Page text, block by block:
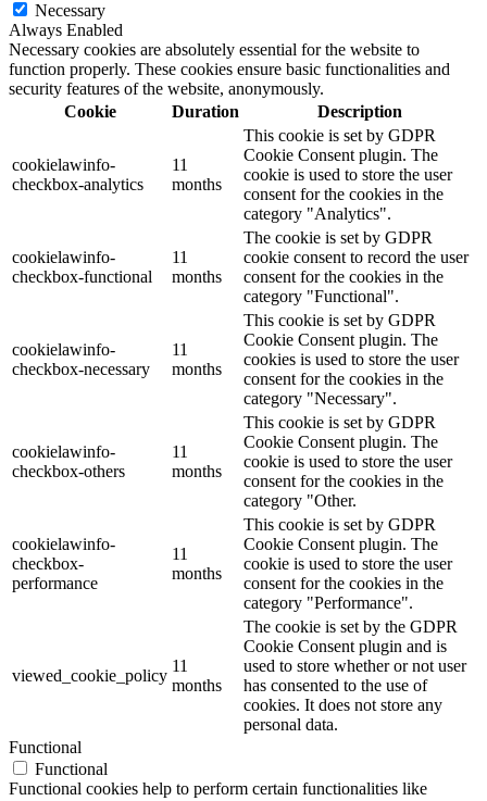
Necessary
Always Enabled
Necessary cookies are absolutely essential for the website to
function properly. These cookies ensure basic functionalities and
security features of the website, anonymously.
Cookie
Duration Description
cookielawinfo-
checkbox-analytics
11
months
This cookie is set by GDPR
Cookie Consent plugin. The
cookie is used to store the user
consent for the cookies in the
category "Analytics".
cookielawinfo-
checkbox-functional
11
months
The cookie is set by GDPR
cookie consent to record the user
consent for the cookies in the
category "Functional".
cookielawinfo-
checkbox-necessary
11
months
This cookie is set by GDPR
Cookie Consent plugin. The
cookies is used to store the user
consent for the cookies in the
category "Necessary".
cookielawinfo-
checkbox-others
11
months
This cookie is set by GDPR
Cookie Consent plugin. The
cookie is used to store the user
consent for the cookies in the
category "Other.
cookielawinfo-
checkbox-
performance
11
months
This cookie is set by GDPR
Cookie Consent plugin. The
cookie is used to store the user
consent for the cookies in the
category "Performance".
viewed_cookie_policy
11
months
The cookie is set by the GDPR
Cookie Consent plugin and is
used to store whether or not user
has consented to the use of
cookies. It does not store any
personal data.
Functional
Functional
Functional cookies help to perform certain functionalities like